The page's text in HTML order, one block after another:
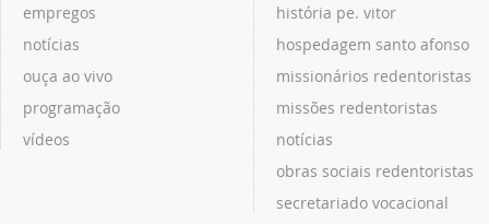
empregos
notícias
ouça ao vivo
programação
vídeos
história pe. vitor
hospedagem santo afonso
missionários redentoristas
missões redentoristas
notícias
obras sociais redentoristas
secretariado vocacional